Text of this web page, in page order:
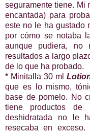
seguramente tiene. Mi
encantada) para
este no le ha gustado
por cómo se notaba
aunque pudiera, no
resultados a largo
de lo que ha probado.
* Minitalla 30 ml
que es lo mismo,
base de pomelo. No
tiene productos
deshidratada no le
resecaba en